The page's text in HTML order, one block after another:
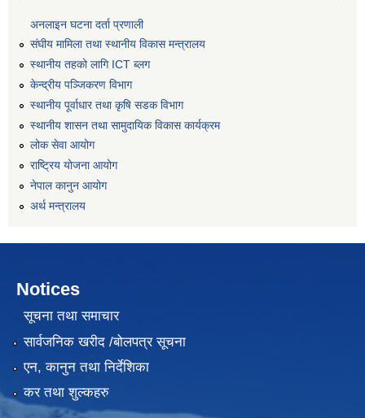
अनलाइन घटना दर्ता प्रणाली
संघीय मामिला तथा स्थानीय विकास मन्त्रालय
स्थानीय तहको लागि ICT ब्लग
केन्द्रीय पञ्जिकरण विभाग
स्थानीय पूर्वाधार तथा कृषि सडक विभाग
स्थानीय शासन तथा सामुदायिक विकास कार्यक्रम
लोक सेवा आयोग
राष्ट्रिय योजना आयोग
नेपाल कानुन आयोग
अर्थ मन्त्रालय
Notices
सूचना तथा समाचार
सार्वजनिक खरीद /बोलपत्र सूचना
एन, कानुन तथा निर्देशिका
कर तथा शुल्कहरु